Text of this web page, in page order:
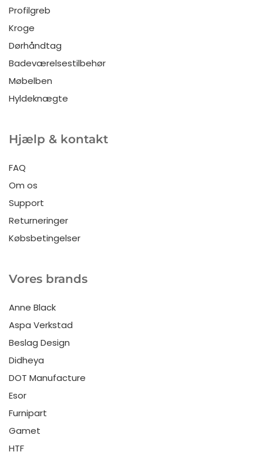
Profilgreb
Kroge
Dørhåndtag
Badeværelsestilbehør
Møbelben
Hyldeknægte
Hjælp & kontakt
FAQ
Om os
Support
Returneringer
Købsbetingelser
Vores brands
Anne Black
Aspa Verkstad
Beslag Design
Didheya
DOT Manufacture
Esor
Furnipart
Gamet
HTF